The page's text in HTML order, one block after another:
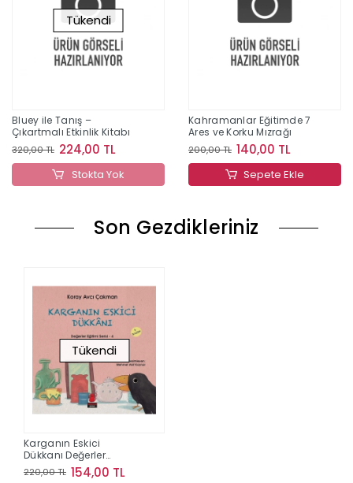
Tükendi
Bluey ile Tanış –
Çıkartmalı Etkinlik Kitabı
320,00 TL 224,00 TL
Stokta Yok
Kahramanlar Eğitimde 7
Ares ve Korku Mızrağı
200,00 TL 140,00 TL
Sepete Ekle
Son Gezdikleriniz
Tükendi
Karganın Eskici
Dükkanı Değerler
Eğitimi Serisi 4
220,00 TL 154,00 TL